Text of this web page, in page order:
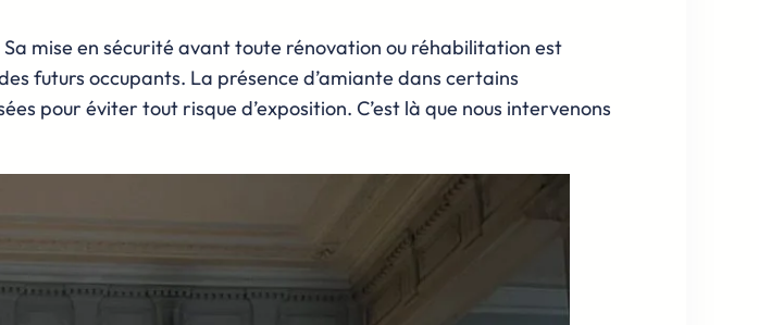
mise en sécurité avant toute rénovation ou réhabilitation est
futurs occupants. La présence d’amiante dans certains
pour éviter tout risque d’exposition. C’est là que nous intervenons